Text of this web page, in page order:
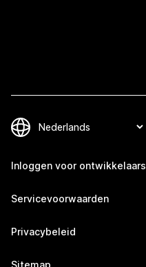
Inloggen voor ontwikkelaars
Servicevoorwaarden
Privacybeleid